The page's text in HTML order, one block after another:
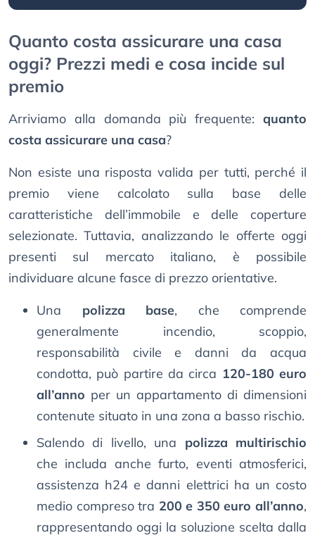
Quanto costa assicurare una casa
oggi? Prezzi medi e cosa incide sul
premio
Arriviamo alla domanda più frequente: quanto
costa assicurare una casa?
Non esiste una risposta valida per tutti, perché il
premio viene calcolato sulla base delle
caratteristiche dell’immobile e delle coperture
selezionate. Tuttavia, analizzando le offerte oggi
presenti sul mercato italiano, è possibile
individuare alcune fasce di prezzo orientative.
Una polizza base, che comprende
generalmente incendio, scoppio,
responsabilità civile e danni da acqua
condotta, può partire da circa 120-180 euro
all’anno per un appartamento di dimensioni
contenute situato in una zona a basso rischio.
Salendo di livello, una polizza multirischio
che includa anche furto, eventi atmosferici,
assistenza h24 e danni elettrici ha un costo
medio compreso tra 200 e 350 euro all’anno,
rappresentando oggi la soluzione scelta dalla